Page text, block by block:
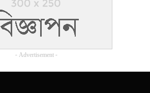
- Advertisement -